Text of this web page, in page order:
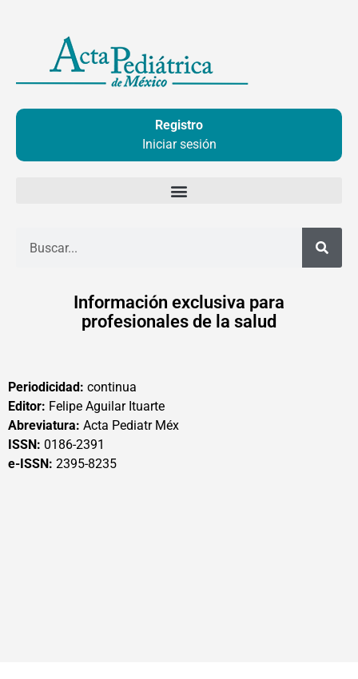
contenido
Registro
Iniciar sesión
Información exclusiva para
profesionales de la salud
Periodicidad: continua
Editor: Felipe Aguilar Ituarte
Abreviatura: Acta Pediatr Méx
ISSN: 0186-2391
e-ISSN: 2395-8235